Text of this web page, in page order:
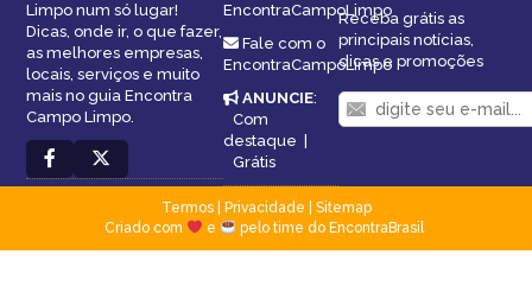
Limpo num só lugar!
Dicas, onde ir, o que fazer,
as melhores empresas,
locais, serviços e muito
mais no guia Encontra
Campo Limpo.
EncontraCampoLimpo
Fale com o
EncontraCampoLimpo
ANUNCIE:
Com
destaque
Grátis
Receba grátis as
principais notícias,
dicas e promoções
Termos| Privacidade
Sitemap
Criado com
e pelo time do EncontraBrasil